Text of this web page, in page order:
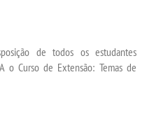
de todos os estudantes
o Curso de Extensão: Temas de